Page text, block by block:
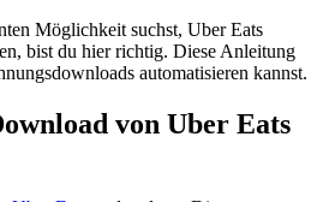
Möglichkeit suchst, Uber Eats
bist du hier richtig. Diese Anleitung
automatisieren kannst.
von Uber Eats